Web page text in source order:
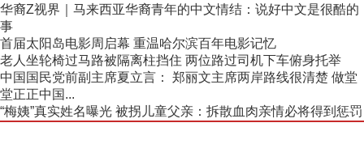
华裔Z视界｜马来西亚华裔青年的中文情结：说好中文是很酷的
事
首届太阳岛电影周启幕 重温哈尔滨百年电影记忆
老人坐轮椅过马路被隔离柱挡住 两位路过司机下车俯身托举
中国国民党前副主席夏立言： 郑丽文主席两岸路线很清楚 做堂
堂正正中国...
“梅姨”真实姓名曝光 被拐儿童父亲：拆散血肉亲情必将得到惩罚